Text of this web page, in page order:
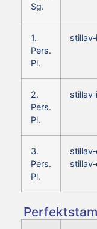
Sg.
1.
Pers.
Pl.
2.
Pers.
Pl.
3.
Pers.
Pl.